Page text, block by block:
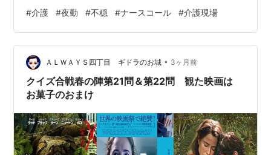
いた話 夜勤介護マン 「介護の夜勤で“その人がいる日だ
け不穏になる”理由｜パタパタ動く職員がフロアを壊して
いた話」という出来事を手がかりに、夜勤と職員配置に
ついて夜勤介護マンの視点で振り返る。この記事は、消
失した本文をタイトルから推定して応急的に再構成した
ものや。事実関係や時系列は、後日確認…
#介護 #夜勤 #不穏 #ナースコール #介護現場
ＡＬＷＡＹＳ四丁目 ギドラのお城 • 3ヶ月前
クイズ合戦春の陣第21問＆第22問 観た映画は
お菓子のおまけ